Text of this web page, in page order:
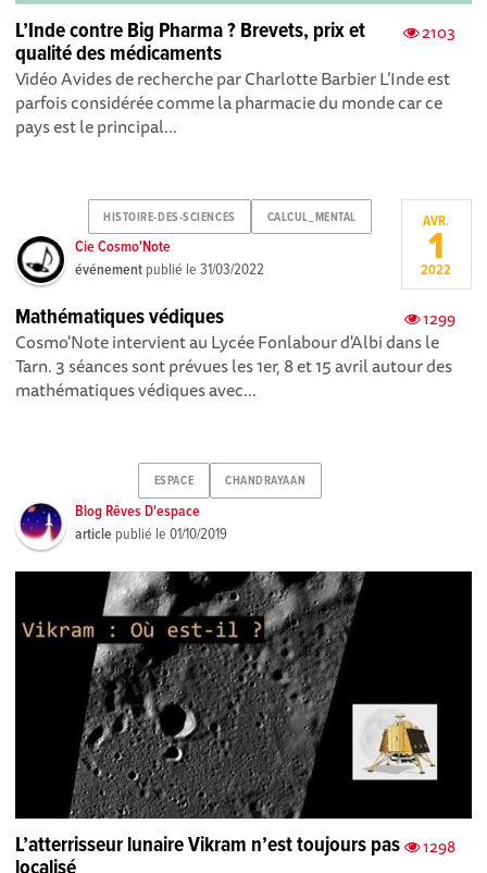
2103
L’Inde contre Big Pharma ? Brevets, prix et
qualité des médicaments
Vidéo Avides de recherche par Charlotte Barbier L’Inde est
parfois considérée comme la pharmacie du monde car ce
pays est le principal...
HISTOIRE-DES-SCIENCES CALCUL_MENTAL
Cie Cosmo'Note
événement publié le31/03/2022
AVR.
1
2022
1299
Mathématiques védiques
Cosmo'Note intervient au Lycée Fonlabour d'Albi dans le
Tarn. 3 séances sont prévues les 1er, 8 et 15 avril autour des
mathématiques védiques avec...
ESPACE CHANDRAYAAN
Blog Rêves D'espace
article publié le01/10/2019
1298
L’atterrisseur lunaire Vikram n’est toujours pas